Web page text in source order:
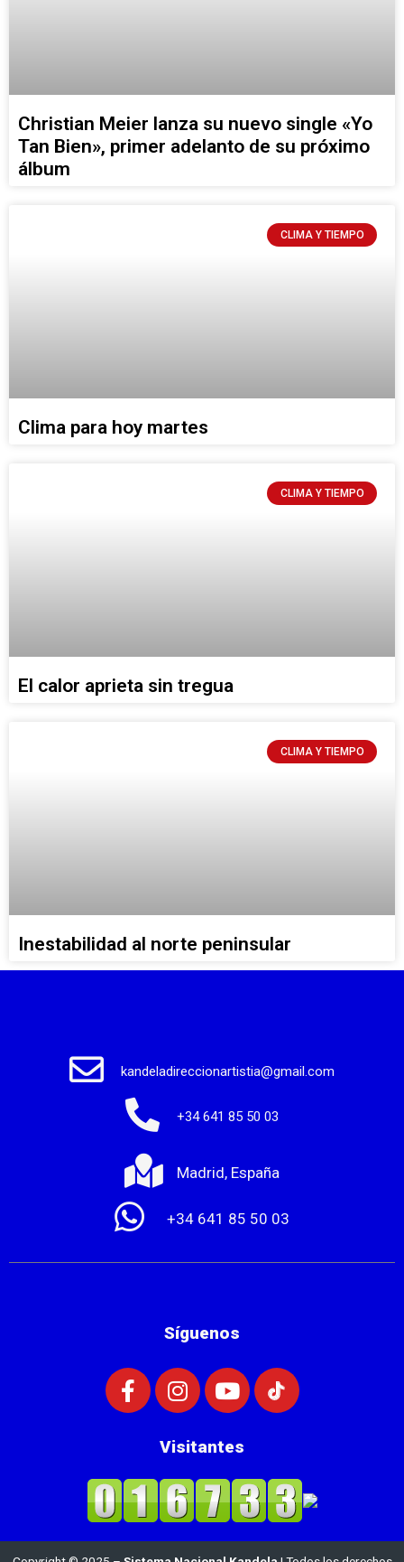
Christian Meier lanza su nuevo single «Yo
Tan Bien», primer adelanto de su próximo
álbum
CLIMA Y TIEMPO
Clima para hoy martes
CLIMA Y TIEMPO
El calor aprieta sin tregua
CLIMA Y TIEMPO
Inestabilidad al norte peninsular
kandeladireccionartistia@gmail.com
+34 641 85 50 03
Madrid, España
+34 641 85 50 03
Síguenos
Visitantes